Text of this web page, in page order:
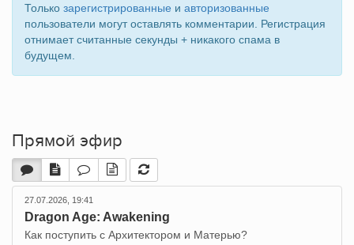
Только зарегистрированные и авторизованные
пользователи могут оставлять комментарии. Регистрация
отнимает считанные секунды + никакого спама в
будущем.
Прямой эфир
27.07.2026, 19:41
Dragon Age: Awakening
Как поступить с Архитектором и Матерью?